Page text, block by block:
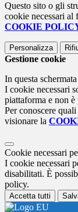
Questo sito o gli
cookie necessari
COOKIE
Personalizza
Gestione cookie
In questa
I cookie necessari
piattaforma e non
Per conoscere
visionare la
Cookie necessari
I cookie necessari
disabilitati. È
policy.
Accetta tutti